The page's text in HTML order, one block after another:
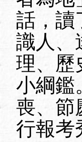
話，讀
識人、
理、
小綱鑑
喪、節
行報考